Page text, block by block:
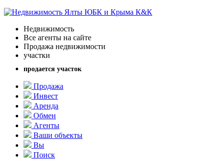
Недвижимость
Все агенты на сайте
Продажа недвижимости
участки
продается участок
Продажа
Инвест
Аренда
Обмен
Агенты
Ваши объекты
Вы
Поиск